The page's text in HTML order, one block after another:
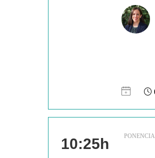
10:25h PONENCIA |